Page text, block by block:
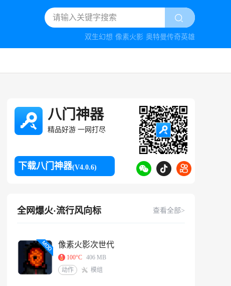
双生幻想 像素火影 奥特曼传奇英雄
八门神器
精品好游 一网打尽
下载八门神器(V4.0.6)
全网爆火·流行风向标 查看全部>
像素火影次世代
100°C
406 MB
动作
模组